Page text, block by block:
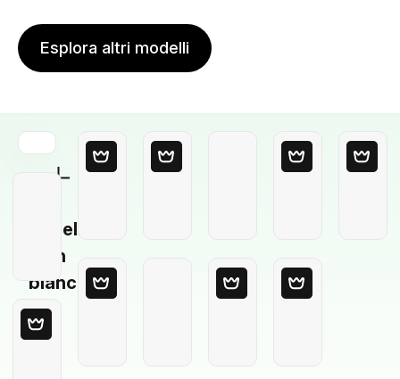
Esplora altri modelli
Modello
in
bianco